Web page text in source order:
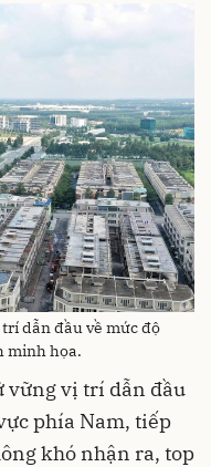
dẫn đầu về mức độ
minh họa.
vững vị trí dẫn đầu
phía Nam, tiếp
khó nhận ra, top